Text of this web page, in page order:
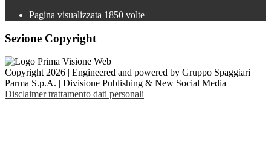
Pagina visualizzata 1850 volte
Sezione Copyright
Copyright 2026 | Engineered and powered by Gruppo Spaggiari
Parma S.p.A. | Divisione Publishing & New Social Media
Disclaimer trattamento dati personali